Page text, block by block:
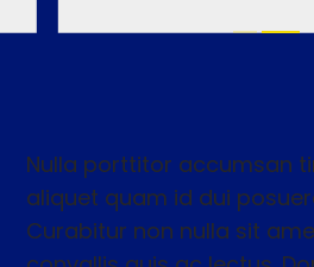
Nulla porttitor accumsan
aliquet quam id dui
Curabitur non nulla sit